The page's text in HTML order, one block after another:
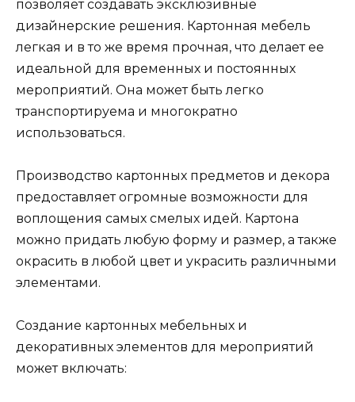
позволяет создавать эксклюзивные
дизайнерские решения. Картонная мебель
легкая и в то же время прочная, что делает ее
идеальной для временных и постоянных
мероприятий. Она может быть легко
транспортируема и многократно
использоваться.
Производство картонных предметов и декора
предоставляет огромные возможности для
воплощения самых смелых идей. Картона
можно придать любую форму и размер, а также
окрасить в любой цвет и украсить различными
элементами.
Создание картонных мебельных и
декоративных элементов для мероприятий
может включать: